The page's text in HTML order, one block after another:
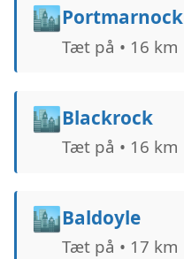
🏙️Portmarnock
Tæt på • 16 km
🏙️Blackrock
Tæt på • 16 km
🏙️Baldoyle
Tæt på • 17 km